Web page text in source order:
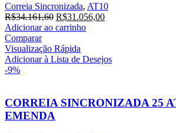
Correia Sincronizada, AT10
R$34.161,60 R$31.056,00
Adicionar ao carrinho
Comparar
Visualização Rápida
Adicionar à Lista de Desejos
-9%
CORREIA SINCRONIZADA 25
EMENDA